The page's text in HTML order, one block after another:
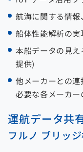
航海に関する情
船体性能解析の
本船データの見
提供)
他メーカーとの
必要な各メーカ
運航データ共
フルノ ブリッ